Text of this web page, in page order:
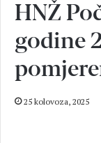
HNŽ
godine
25 kolovoza, 2025